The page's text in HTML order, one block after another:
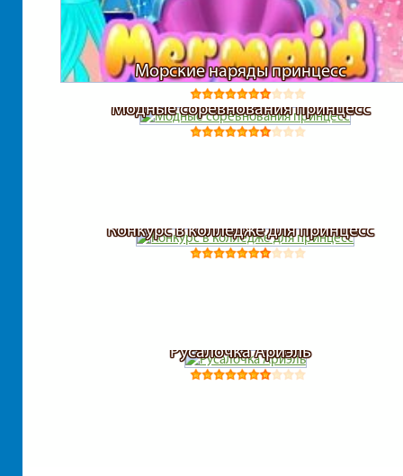
Морские наряды принцесс
Модные соревнования принцесс
Конкурс в колледже для принцесс
Русалочка Ариэль